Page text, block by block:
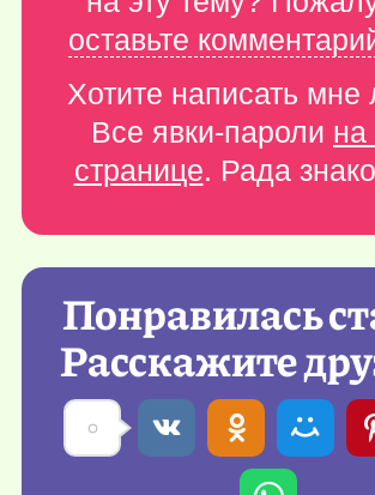
оставьте
Хотите написать мне
Все явки-пароли на
странице. Рада
Понравилась
Расскажите